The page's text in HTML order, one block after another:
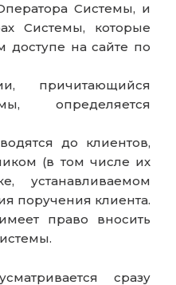
Системы, и
Системы, которые
доступе на сайте по
причитающийся
определяется
до клиентов,
(в том числе их
устанавливаемом
поручения клиента.
право вносить
сразу